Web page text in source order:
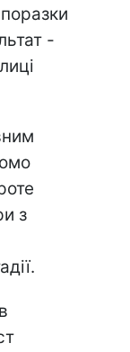
-
з